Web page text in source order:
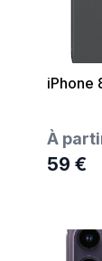
iPhone
À
59 €